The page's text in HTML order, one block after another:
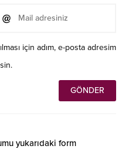
için adım, e-posta adresim
yukarıdaki form